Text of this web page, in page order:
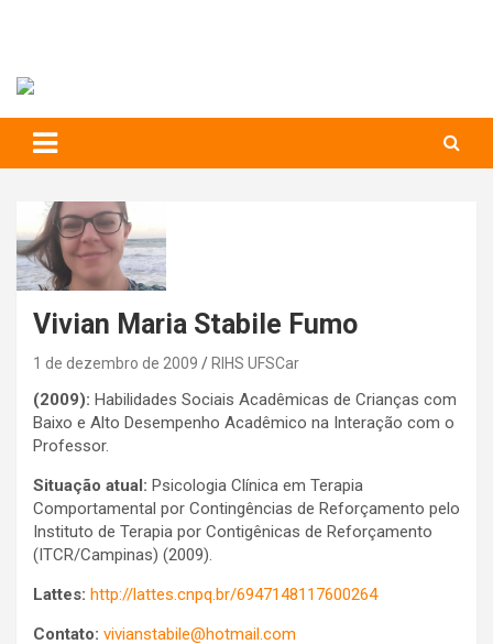
Vivian Maria Stabile Fumo
1 de dezembro de 2009 RIHS UFSCar
(2009): Habilidades Sociais Acadêmicas de Crianças com
Baixo e Alto Desempenho Acadêmico na Interação com o
Professor.
Situação atual: Psicologia Clínica em Terapia
Comportamental por Contingências de Reforçamento pelo
Instituto de Terapia por Contigênicas de Reforçamento
(ITCR/Campinas) (2009).
Lattes: http://lattes.cnpq.br/6947148117600264
Contato: vivianstabile@hotmail.com